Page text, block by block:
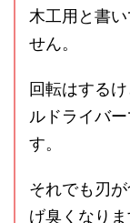
木工用と書
せん。
回転はする
ルドライバ
す。
それでも刃
げ臭くなりま